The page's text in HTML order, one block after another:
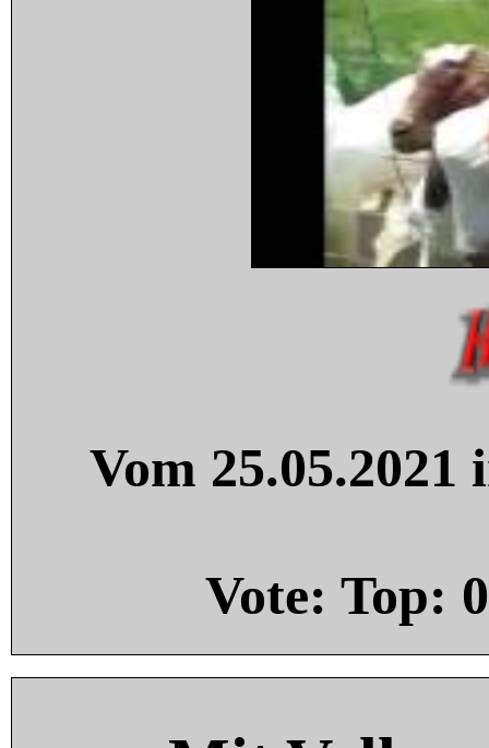
Vom
Vote: Top: 0